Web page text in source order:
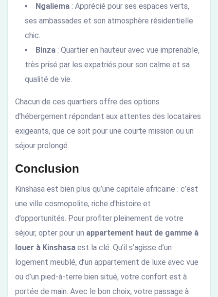
Ngaliema : Apprécié pour ses espaces verts,
ses ambassades et son atmosphère résidentielle
chic.
Binza : Quartier en hauteur avec vue imprenable,
très prisé par les expatriés pour son calme et sa
qualité de vie.
Chacun de ces quartiers offre des options
d’hébergement répondant aux attentes des locataires
exigeants, que ce soit pour une courte mission ou un
séjour prolongé.
Conclusion
Kinshasa est bien plus qu’une capitale africaine : c’est
une ville cosmopolite, riche d’histoire et
d’opportunités. Pour profiter pleinement de votre
séjour, opter pour un appartement haut de gamme à
louer à Kinshasa est la clé. Qu’il s’agisse d’un
logement meublé, d’un appartement de luxe avec vue
ou d’un pied-à-terre bien situé, votre confort est à
portée de main. Avec le bon choix, votre passage à